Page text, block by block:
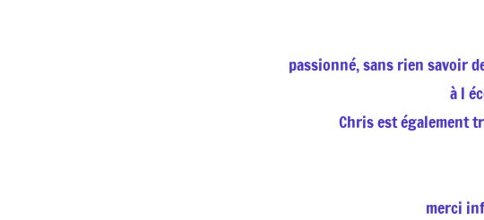
passionné, sans rien savoir
à l
Chris estégalement
merci